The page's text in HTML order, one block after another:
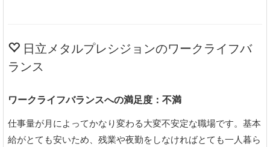
日立メタルプレシジョンのワークライフバ
ランス
ワークライフバランスへの満足度：不満
仕事量が月によってかなり変わる大変不安定な職場です。基本
給がとても安いため、残業や夜勤をしなければとても一人暮ら